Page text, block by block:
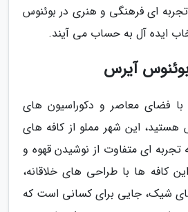
ای فرهنگی و هنری در بوئنوس
ایده آل به حساب می آیند.
آیرس
با فضای معاصر و دکوراسیون های
این شهر مملو از کافه های
تجربه ای متفاوت از نوشیدن قهوه و
کافه ها با طراحی های خلاقانه،
شیک، جایی برای کسانی است که